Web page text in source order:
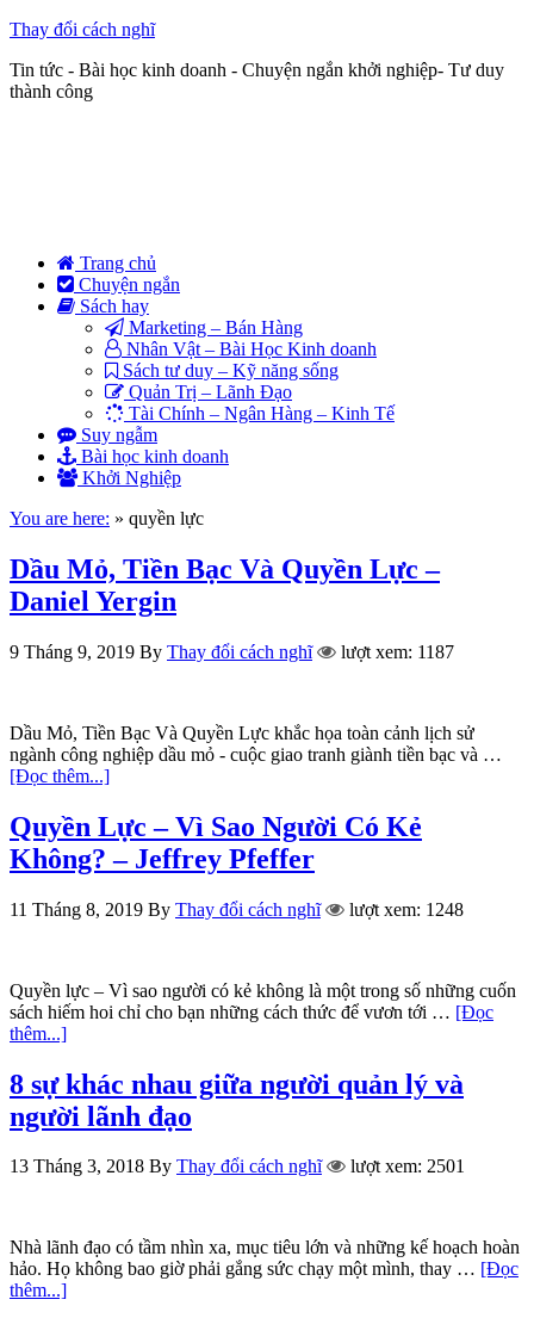
Thay đổi cách nghĩ
Tin tức - Bài học kinh doanh - Chuyện ngắn khởi nghiệp- Tư duy
thành công
Trang chủ
Chuyện ngắn
Sách hay
Marketing – Bán Hàng
Nhân Vật – Bài Học Kinh doanh
Sách tư duy – Kỹ năng sống
Quản Trị – Lãnh Đạo
Tài Chính – Ngân Hàng – Kinh Tế
Suy ngẫm
Bài học kinh doanh
Khởi Nghiệp
You are here: » quyền lực
Dầu Mỏ, Tiền Bạc Và Quyền Lực –
Daniel Yergin
9 Tháng 9, 2019 By Thay đổi cách nghĩ lượt xem: 1187
Dầu Mỏ, Tiền Bạc Và Quyền Lực khắc họa toàn cảnh lịch sử
ngành công nghiệp dầu mỏ - cuộc giao tranh giành tiền bạc và …
[Đọc thêm...]
Quyền Lực – Vì Sao Người Có Kẻ
Không? – Jeffrey Pfeffer
11 Tháng 8, 2019 By Thay đổi cách nghĩ lượt xem: 1248
Quyền lực – Vì sao người có kẻ không là một trong số những cuốn
sách hiếm hoi chỉ cho bạn những cách thức để vươn tới … [Đọc
thêm...]
8 sự khác nhau giữa người quản lý và
người lãnh đạo
13 Tháng 3, 2018 By Thay đổi cách nghĩ lượt xem: 2501
Nhà lãnh đạo có tầm nhìn xa, mục tiêu lớn và những kế hoạch hoàn
hảo. Họ không bao giờ phải gắng sức chạy một mình, thay … [Đọc
thêm...]